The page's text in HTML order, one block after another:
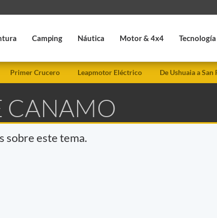
Camping Náutica Motor & 4x4 Tecnología
Primer Crucero Leapmotor Eléctrico De Ushuaia a San
CANAMO
sobre este tema.